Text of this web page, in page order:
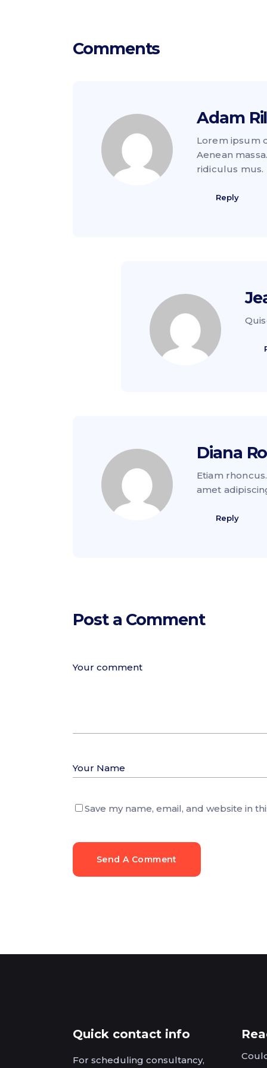
Comments
Adam
Lorem ipsum
Aenean
ridiculus mus.
Reply
Diana
Etiam
amet
Reply
Post a Comment
Save my name, email, and website in
Send A Comment
Quick contact info
For scheduling consultancy,